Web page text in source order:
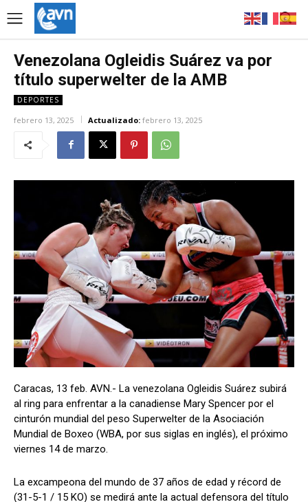
Venezolana Ogleidis Suárez va por
título superwelter de la AMB
DEPORTES
febrero 13, 2025 Actualizado: febrero 13, 2025
Caracas, 13 feb. AVN.- La venezolana Ogleidis Suárez subirá
al ring para enfrentar a la canadiense Mary Spencer por el
cinturón mundial del peso Superwelter de la Asociación
Mundial de Boxeo (WBA, por sus siglas en inglés), el próximo
viernes 14 de marzo.
La excampeona del mundo de 37 años de edad y récord de
(31-5-1 / 15 KO) se medirá ante la actual defensora del título